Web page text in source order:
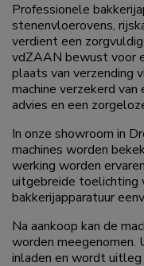
Professionele
stenenvloerovens,
verdient een
vdZAAN bewust voor
plaats van verzending
machine verzekerd
advies en een
In onze showroom in
machines worden
werking worden
uitgebreide toelichting
bakkerijapparatuur
Na aankoop kan de
worden
inladen en wordt uitleg